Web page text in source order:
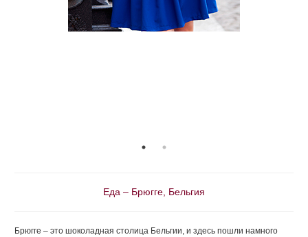
Еда – Брюгге, Бельгия
Брюгге – это шоколадная столица Бельгии, и здесь пошли намного